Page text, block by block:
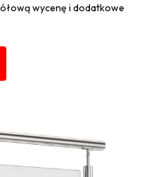
wycenę i dodatkowe